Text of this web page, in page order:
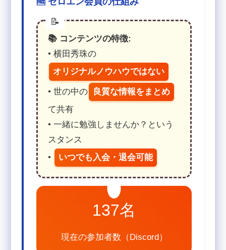
📚 コンテンツの特徴:
• 横田秀珠の
オリジナルノウハウではない
• 世の中の
良質な情報をまとめ
て共有
• 一緒に勉強しませんか？という
スタンス
•
いつでも入会・退会可能
137名
現在の参加者数（Discord）